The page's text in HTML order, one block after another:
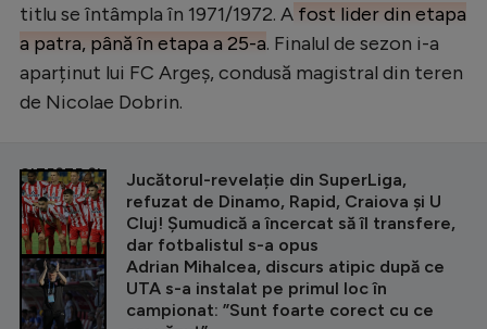
titlu se întâmpla în 1971/1972. A fost lider din etapa
a patra, până în etapa a 25-a. Finalul de sezon i-a
aparținut lui FC Argeș, condusă magistral din teren
de Nicolae Dobrin.
CITEȘTE ȘI
Jucătorul-revelație din SuperLiga,
refuzat de Dinamo, Rapid, Craiova și U
Cluj! Șumudică a încercat să îl transfere,
dar fotbalistul s-a opus
Adrian Mihalcea, discurs atipic după ce
UTA s-a instalat pe primul loc în
campionat: ”Sunt foarte corect cu ce